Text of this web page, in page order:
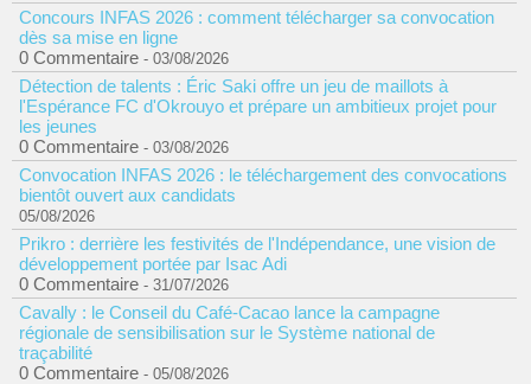
Concours INFAS 2026 : comment télécharger sa convocation
dès sa mise en ligne
0 Commentaire - 03/08/2026
Détection de talents : Éric Saki offre un jeu de maillots à
l'Espérance FC d'Okrouyo et prépare un ambitieux projet pour
les jeunes
0 Commentaire - 03/08/2026
Convocation INFAS 2026 : le téléchargement des convocations
bientôt ouvert aux candidats
05/08/2026
Prikro : derrière les festivités de l'Indépendance, une vision de
développement portée par Isac Adi
0 Commentaire - 31/07/2026
Cavally : le Conseil du Café-Cacao lance la campagne
régionale de sensibilisation sur le Système national de
traçabilité
0 Commentaire - 05/08/2026